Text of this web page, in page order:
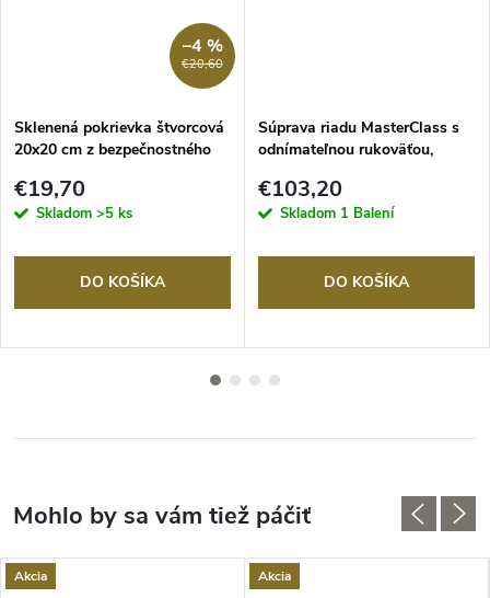
€20,60
–4 %
Sklenená pokrievka štvorcová
20x20 cm z bezpečnostného
€19,70
Skladom >5 ks
DO KOŠÍKA
Súprava riadu MasterClass s
odnímateľnou rukoväťou,
indukcia
€103,20
Skladom 1 Balení
DO KOŠÍKA
Akcia Akcia